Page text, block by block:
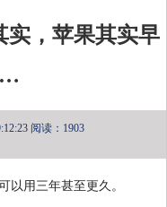
实，苹果其实早
阅读：1903
以用三年甚至更久。